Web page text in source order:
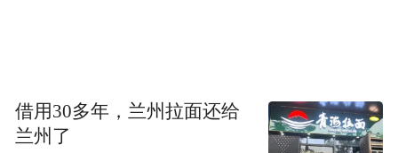
然现在配音艺术相对不景气，他伤心又不甘
心，依然想把工作做好，要让配音事业重新
借用30多年，兰州拉面还给
兰州了